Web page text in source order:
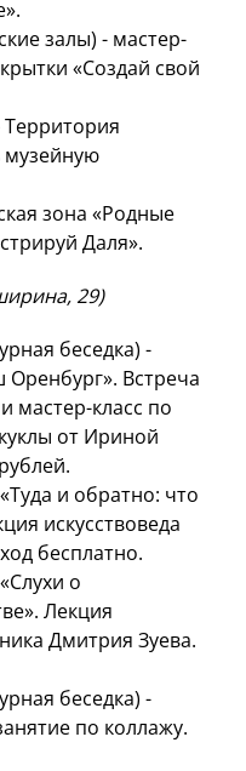
залы) - мастер-
«Создай свой
Территория
музейную
зона «Родные
Даля».
29)
беседка) -
Встреча
мастер-класс по
от Ириной
и обратно: что
искусствоведа
бесплатно.
о
Лекция
Дмитрия Зуева.
беседка) -
по коллажу.